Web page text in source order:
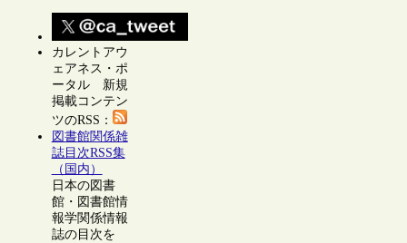
カレントアウ
ェアネス・ポ
ータル 新規
掲載コンテン
ツのRSS：
図書館関係雑
誌目次RSS集
（国内）
日本の図書
館・図書館情
報学関係情報
誌の目次を